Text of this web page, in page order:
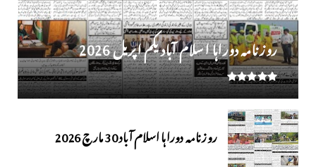
روز نامہ دوراہا اسلام آباد یکم اپریل 2026
روزنامہ دوراہا اسلام آباد 30 مارچ 2026